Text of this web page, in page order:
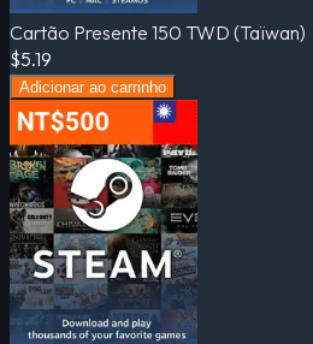
Cartão Presente 150 TWD (Taïwan)
$5.19
Adicionar ao carrinho